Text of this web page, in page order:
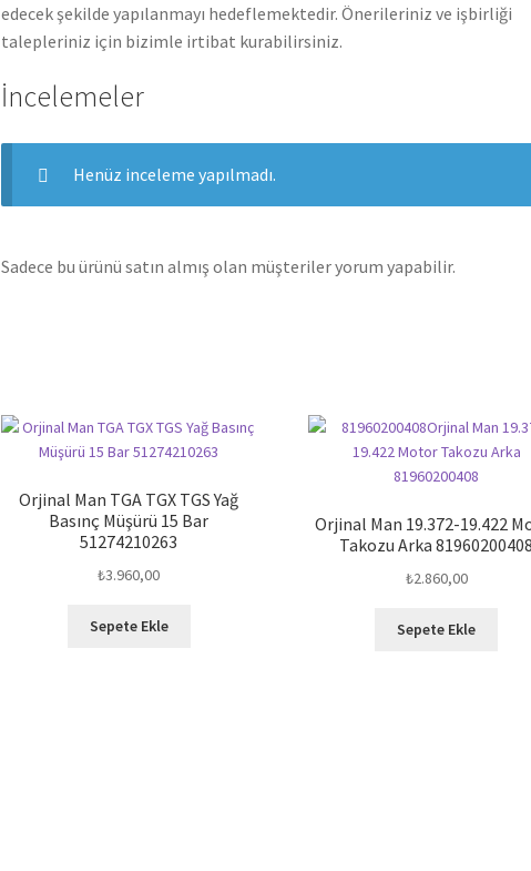
edecek şekilde yapılanmayı hedeflemektedir. Önerileriniz ve işbirliği
talepleriniz için bizimle irtibat kurabilirsiniz.
İncelemeler
Henüz inceleme yapılmadı.
Sadece bu ürünü satın almış olan müşteriler yorum yapabilir.
Orjinal Man TGA TGX TGS Yağ
Basınç Müşürü 15 Bar
51274210263
₺3.960,00
Sepete Ekle
Orjinal Man 19.372-19.422
Takozu Arka 81960200408
₺2.860,00
Sepete Ekle